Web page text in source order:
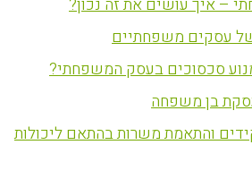
– איך עושים את זה נכון?
סכסוכים בעסק המשפחתי?
בן משפחה
והתאמת משרות בהתאם ליכולות